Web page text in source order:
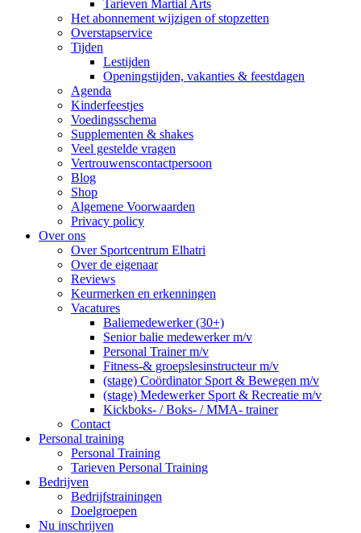
Tarieven Martial Arts
Het abonnement wijzigen of stopzetten
Overstapservice
Tijden
Lestijden
Openingstijden, vakanties & feestdagen
Agenda
Kinderfeestjes
Voedingsschema
Supplementen & shakes
Veel gestelde vragen
Vertrouwenscontactpersoon
Blog
Shop
Algemene Voorwaarden
Privacy policy
Over ons
Over Sportcentrum Elhatri
Over de eigenaar
Reviews
Keurmerken en erkenningen
Vacatures
Baliemedewerker (30+)
Senior balie medewerker m/v
Personal Trainer m/v
Fitness-& groepslesinstructeur m/v
(stage) Coördinator Sport & Bewegen m/v
(stage) Medewerker Sport & Recreatie m/v
Kickboks- / Boks- / MMA- trainer
Contact
Personal training
Personal Training
Tarieven Personal Training
Bedrijven
Bedrijfstrainingen
Doelgroepen
Nu inschrijven